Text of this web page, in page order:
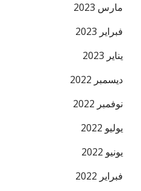
مارس 2023
فبراير 2023
يناير 2023
ديسمبر 2022
نوفمبر 2022
يوليو 2022
يونيو 2022
فبراير 2022